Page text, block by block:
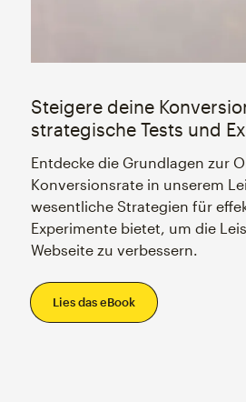
Steigere deine
strategische Tests und
Entdecke die Grundlagen zur
Konversionsrate in unserem
wesentliche Strategien für
Experimente bietet, um die
Webseite zu verbessern.
Lies das eBook